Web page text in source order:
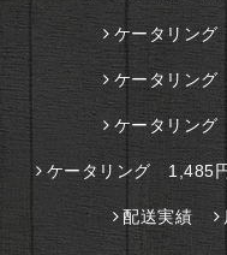
ケータリン
ケータリン
ケータリン
ケータリング 1,485
配送実績